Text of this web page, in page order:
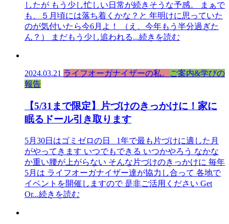
したが もう少し忙しい日常が続きそうな予感。 まぁで
も、５月頃には落ち着くかな？と 年明けに思っていた
のが気付いたら今6月よ！ （え、今年もう半分過ぎた
ん？） まだもう少し追われる...続きを読む
2024.03.21 ライフオーガナイザーの私。
ご案内&学びの
報告
【5/31まで限定】片づけのきっかけに！家に
眠るドール引き取ります
5月30日はゴミゼロの日 1年で最も片づけに適した月
がやってきます いつでもできる いつかやろう なかな
か重い腰が上がらない そんな片づけのきっかけに 毎年
5月は ライフオーガナイザー達が協力し合って 各地で
イベントを開催しますので 是非ご活用ください Get
Or...続きを読む